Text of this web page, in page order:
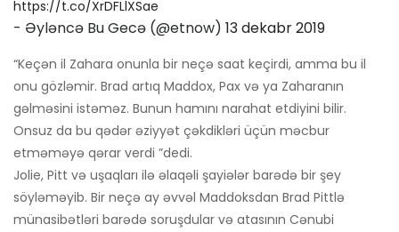
https://t.co/XrDFLlXSae
- Əyləncə Bu Gecə (@etnow) 13 dekabr 2019
“Keçən il Zahara onunla bir neçə saat keçirdi, amma bu il
onu gözləmir. Brad artıq Maddox, Pax və ya Zaharanın
gəlməsini istəməz. Bunun hamını narahat etdiyini bilir.
Onsuz da bu qədər əziyyət çəkdikləri üçün məcbur
etməməyə qərar verdi ”dedi.
Jolie, Pitt və uşaqları ilə əlaqəli şayiələr barədə bir şey
söyləməyib. Bir neçə ay əvvəl Maddoksdan Brad Pittlə
münasibətləri barədə soruşdular və atasının Cənubi